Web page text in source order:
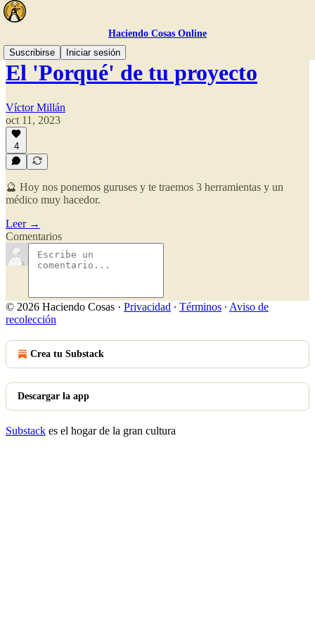
Haciendo Cosas Online
Suscribirse
Iniciar sesión
El 'Porqué' de tu proyecto
Víctor Millán
oct 11, 2023
4
🔮 Hoy nos ponemos guruses y te traemos 3 herramientas y un
médico muy hacedor.
Leer →
Comentarios
© 2026 Haciendo Cosas · Privacidad ∙ Términos ∙ Aviso de
recolección
Crea tu Substack
Descargar la app
Substack es el hogar de la gran cultura